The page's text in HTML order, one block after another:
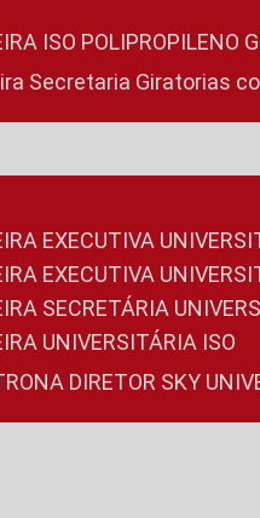
ISO POLIPROPILENO
Secretaria Giratorias
EXECUTIVA
EXECUTIVA
SECRETÁRIA
UNIVERSITÁRIA ISO
DIRETOR SKY